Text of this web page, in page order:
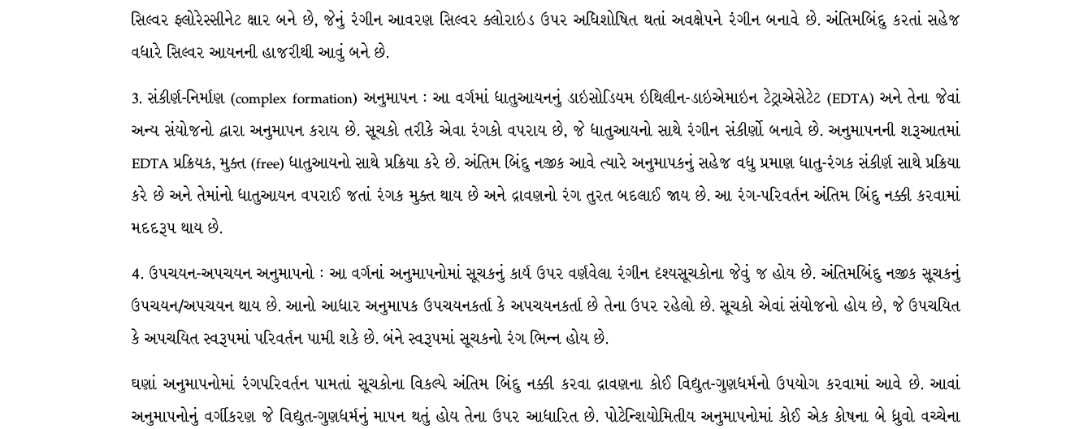
સિલ્વર ફ્લોરેસ્સીનેટ ક્ષાર બને છે, જેનું રંગીન આવરણ સિલ્વર ક્લોરાઇડ ઉપર અધિશોષિત થતાં અવક્ષેપને રંગીન બનાવે છે. અંતિમબિંદુ કરતાં સહેજ
વધારે સિલ્વર આયનની હાજરીથી આવું બને છે.
3. સંકીર્ણ-નિર્માણ (complex formation) અનુમાપન : આ વર્ગમાં ધાતુઆયનનું ડાઇસોડિયમ ઇથિલીન-ડાઇએમાઇન ટેટ્રાએસેટેટ (EDTA) અને તેના જેવાં
અન્ય સંયોજનો દ્વારા અનુમાપન કરાય છે. સૂચકો તરીકે એવા રંગકો વપરાય છે, જે ધાતુઆયનો સાથે રંગીન સંકીર્ણો બનાવે છે. અનુમાપનની શરૂઆતમાં
EDTA પ્રક્રિયક, મુક્ત (free) ધાતુઆયનો સાથે પ્રક્રિયા કરે છે. અંતિમ બિંદુ નજીક આવે ત્યારે અનુમાપકનું સહેજ વધુ પ્રમાણ ધાતુ-રંગક સંકીર્ણ સાથે પ્રક્રિયા
કરે છે અને તેમાંનો ધાતુઆયન વપરાઈ જતાં રંગક મુક્ત થાય છે અને દ્રાવણનો રંગ તુરત બદલાઈ જાય છે. આ રંગ-પરિવર્તન અંતિમ બિંદુ નક્કી કરવામાં
મદદરૂપ થાય છે.
4. ઉપચયન-અપચયન અનુમાપનો : આ વર્ગનાં અનુમાપનોમાં સૂચકનું કાર્ય ઉપર વર્ણવેલા રંગીન દૃશ્યસૂચકોના જેવું જ હોય છે. અંતિમબિંદુ નજીક સૂચકનું
ઉપચયન/અપચયન થાય છે. આનો આધાર અનુમાપક ઉપચયનકર્તા કે અપચયનકર્તા છે તેના ઉપર રહેલો છે. સૂચકો એવાં સંયોજનો હોય છે, જે ઉપચયિત
કે અપચયિત સ્વરૂપમાં પરિવર્તન પામી શકે છે. બંને સ્વરૂપમાં સૂચકનો રંગ ભિન્ન હોય છે.
ઘણાં અનુમાપનોમાં રંગપરિવર્તન પામતાં સૂચકોના વિકલ્પે અંતિમ બિંદુ નક્કી કરવા દ્રાવણના કોઈ વિદ્યુત-ગુણધર્મનો ઉપયોગ કરવામાં આવે છે. આવાં
અનુમાપનોનું વર્ગીકરણ જે વિદ્યુત-ગુણધર્મનું માપન થતું હોય તેના ઉપર આધારિત છે. પોટેન્શિયોમિતીય અનુમાપનોમાં કોઈ એક કોષના બે ધ્રુવો વચ્ચેના